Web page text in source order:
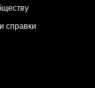
справки